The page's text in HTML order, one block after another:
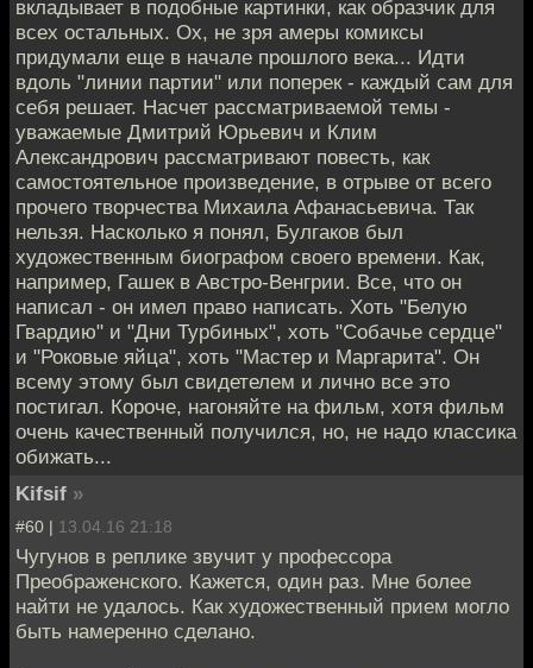
вкладывает в подобные картинки, как образчик для
всех остальных. Ох, не зря амеры комиксы
придумали еще в начале прошлого века... Идти
вдоль "линии партии" или поперек - каждый сам для
себя решает. Насчет рассматриваемой темы -
уважаемые Дмитрий Юрьевич и Клим
Александрович рассматривают повесть, как
самостоятельное произведение, в отрыве от всего
прочего творчества Михаила Афанасьевича. Так
нельзя. Насколько я понял, Булгаков был
художественным биографом своего времени. Как,
например, Гашек в Австро-Венгрии. Все, что он
написал - он имел право написать. Хоть "Белую
Гвардию" и "Дни Турбиных", хоть "Собачье сердце"
и "Роковые яйца", хоть "Мастер и Маргарита". Он
всему этому был свидетелем и лично все это
постигал. Короче, нагоняйте на фильм, хотя фильм
очень качественный получился, но, не надо классика
обижать...
Kifsif »
#60 | 13.04.16 21:18
Чугунов в реплике звучит у профессора
Преображенского. Кажется, один раз. Мне более
найти не удалось. Как художественный прием могло
быть намеренно сделано.